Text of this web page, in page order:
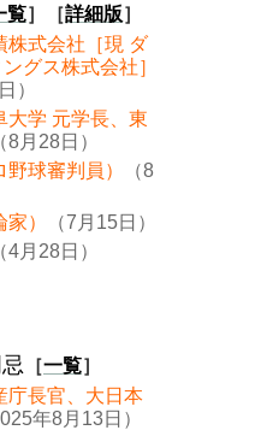
覧］［詳細版］
株式会社［現 ダ
グス株式会社］
）
大学 元学長、東
（8月28日）
球審判員）
（8
）
（7月15日）
（4月28日）
［一覧］
庁長官、大日本
年8月13日）